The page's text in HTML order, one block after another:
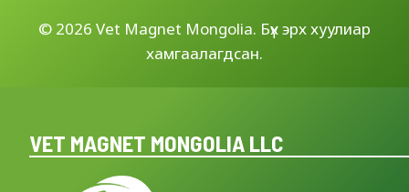
© 2026 Vet Magnet Mongolia. Бүх эрх хуулиар
хамгаалагдсан.
VET MAGNET MONGOLIA LLC